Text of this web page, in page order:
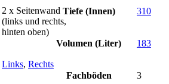
2 x Seitenwand
(links und rechts,
hinten oben)
Links, Rechts
Tiefe (Innen) 310
Volumen (Liter) 183
Fachböden 3